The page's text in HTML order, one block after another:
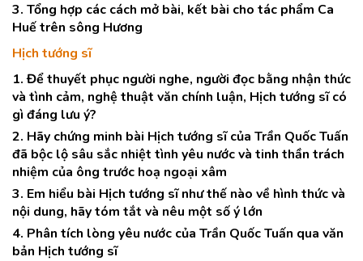
3. Tổng hợp các cách mở bài, kết bài cho tác phẩm Ca
Huế trên sông Hương
Hịch tướng sĩ
1. Để thuyết phục người nghe, người đọc bằng nhận thức
và tình cảm, nghệ thuật văn chính luận, Hịch tướng sĩ có
gì đáng lưu ý?
2. Hãy chứng minh bài Hịch tướng sĩ của Trần Quốc Tuấn
đã bộc lộ sâu sắc nhiệt tình yêu nước và tinh thần trách
nhiệm của ông trước hoạ ngoại xâm
3. Em hiểu bài Hịch tướng sĩ như thế nào về hình thức và
nội dung, hãy tóm tắt và nêu một số ý lớn
4. Phân tích lòng yêu nước của Trần Quốc Tuấn qua văn
bản Hịch tướng sĩ